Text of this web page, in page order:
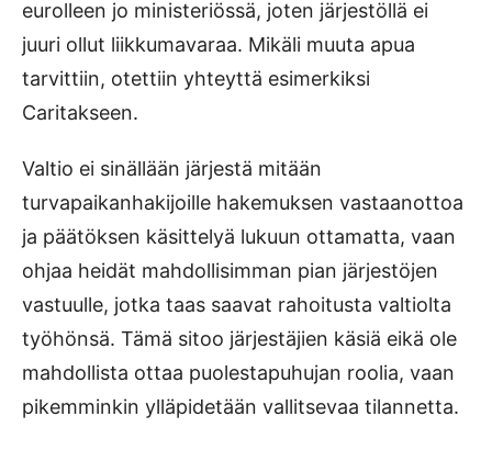
eurolleen jo ministeriössä, joten järjestöllä ei
juuri ollut liikkumavaraa. Mikäli muuta apua
tarvittiin, otettiin yhteyttä esimerkiksi
Caritakseen.
Valtio ei sinällään järjestä mitään
turvapaikanhakijoille hakemuksen vastaanottoa
ja päätöksen käsittelyä lukuun ottamatta, vaan
ohjaa heidät mahdollisimman pian järjestöjen
vastuulle, jotka taas saavat rahoitusta valtiolta
työhönsä. Tämä sitoo järjestäjien käsiä eikä ole
mahdollista ottaa puolestapuhujan roolia, vaan
pikemminkin ylläpidetään vallitsevaa tilannetta.